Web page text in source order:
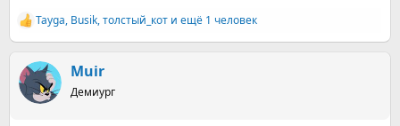
Р
е
к
ц
и
Tayga, Busik,толстый_кот и ещё 1 человек
Muir
Демиург